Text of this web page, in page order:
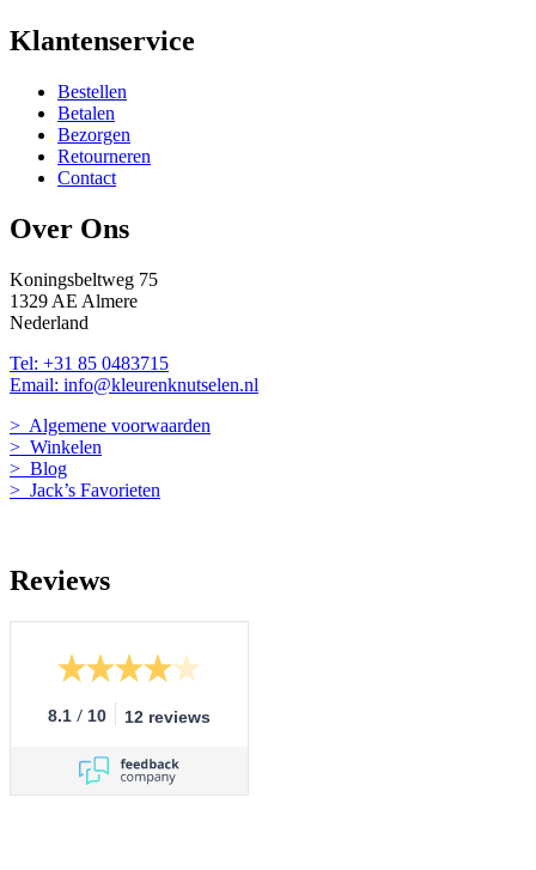
Klantenservice
Bestellen
Betalen
Bezorgen
Retourneren
Contact
Over Ons
Koningsbeltweg 75
1329 AE Almere
Nederland
Tel: +31 85 0483715
Email: info@kleurenknutselen.nl
> Algemene voorwaarden
> Winkelen
> Blog
> Jack’s Favorieten
Reviews
8.1 / 10 12 reviews